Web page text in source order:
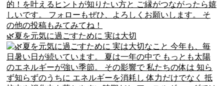
🌿夏を元気に過ごすために 実は大切